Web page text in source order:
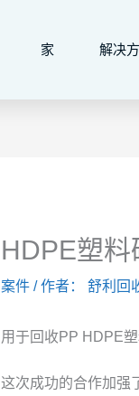
家 解决
HDPE塑
案件/ 作者： 舒利回
用于回收PP HDPE
这次成功的合作加强